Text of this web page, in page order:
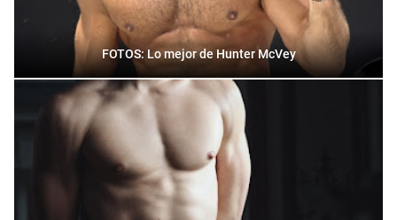
FOTOS: Lo mejor de Hunter McVey